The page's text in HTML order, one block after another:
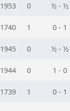
1953 0 ½ - ½
1740 1 0 - 1
1945 0 ½ - ½
1944 0 1 - 0
1739 1 0 - 1